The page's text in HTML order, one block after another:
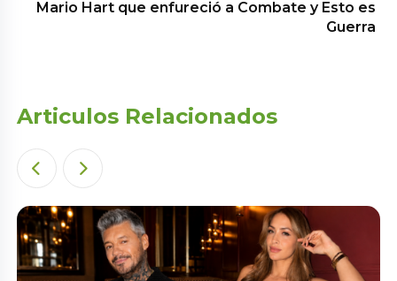
Mario Hart que enfureció a Combate y Esto es
Guerra
Articulos Relacionados